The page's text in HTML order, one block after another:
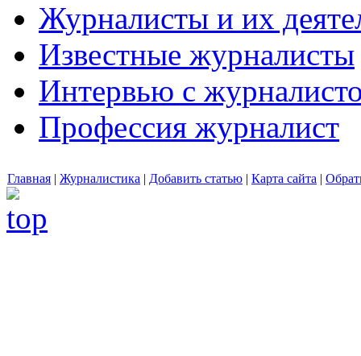
Журналисты и их
Известные журналисты
Интервью с
Профессия журналист
Главная | Журналистика | Добавить статью | Карта сайта |